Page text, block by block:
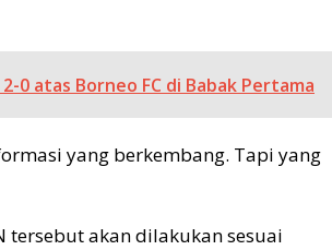
0 atas Borneo FC di Babak Pertama
yang berkembang. Tapi yang
tersebut akan dilakukan sesuai